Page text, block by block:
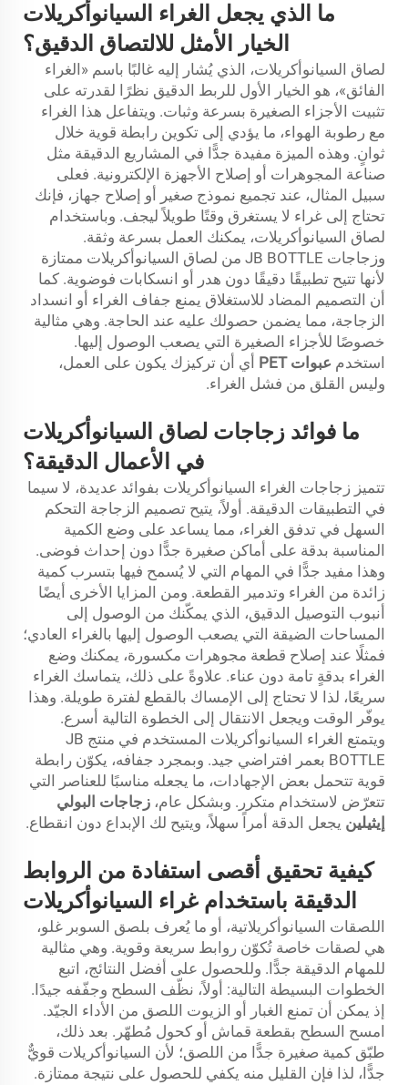
ما الذي يجعل الغراء السيانوأكريلات
الخيار الأمثل للالتصاق الدقيق؟
لصاق السيانوأكريلات، الذي يُشار إليه غالبًا باسم «الغراء
الفائق»، هو الخيار الأول للربط الدقيق نظرًا لقدرته على
تثبيت الأجزاء الصغيرة بسرعة وثبات. ويتفاعل هذا الغراء
مع رطوبة الهواء، ما يؤدي إلى تكوين رابطة قوية خلال
ثوانٍ. وهذه الميزة مفيدة جدًّا في المشاريع الدقيقة مثل
صناعة المجوهرات أو إصلاح الأجهزة الإلكترونية. فعلى
سبيل المثال، عند تجميع نموذج صغير أو إصلاح جهاز، فإنك
تحتاج إلى غراء لا يستغرق وقتًا طويلاً ليجف. وباستخدام
لصاق السيانوأكريلات، يمكنك العمل بسرعة وثقة.
وزجاجات JB BOTTLE من لصاق السيانوأكريلات ممتازة
لأنها تتيح تطبيقًا دقيقًا دون هدر أو انسكابات فوضوية. كما
أن التصميم المضاد للاستغلاق يمنع جفاف الغراء أو انسداد
الزجاجة، مما يضمن حصولك عليه عند الحاجة. وهي مثالية
خصوصًا للأجزاء الصغيرة التي يصعب الوصول إليها.
استخدم عبوات PET
أي أن تركيزك يكون على العمل،
وليس القلق من فشل الغراء.
ما فوائد زجاجات لصاق السيانوأكريلات
في الأعمال الدقيقة؟
تتميز زجاجات الغراء السيانوأكريلات بفوائد عديدة، لا سيما
في التطبيقات الدقيقة. أولاً، يتيح تصميم الزجاجة التحكم
السهل في تدفق الغراء، مما يساعد على وضع الكمية
المناسبة بدقة على أماكن صغيرة جدًّا دون إحداث فوضى.
وهذا مفيد جدًّا في المهام التي لا يُسمح فيها بتسرب كمية
زائدة من الغراء وتدمير القطعة. ومن المزايا الأخرى أيضًا
أنبوب التوصيل الدقيق، الذي يمكّنك من الوصول إلى
المساحات الضيقة التي يصعب الوصول إليها بالغراء العادي؛
فمثلًا عند إصلاح قطعة مجوهرات مكسورة، يمكنك وضع
الغراء بدقةٍ تامة دون عناء. علاوةً على ذلك، يتماسك الغراء
سريعًا، لذا لا تحتاج إلى الإمساك بالقطع لفترة طويلة. وهذا
يوفّر الوقت ويجعل الانتقال إلى الخطوة التالية أسرع.
ويتمتع الغراء السيانوأكريلات المستخدم في منتج JB
BOTTLE بعمر افتراضي جيد. وبمجرد جفافه، يكوّن رابطة
قوية تتحمل بعض الإجهادات، ما يجعله مناسبًا للعناصر التي
تتعرّض لاستخدام متكرر. وبشكل عام، زجاجات البولي
إيثيلين يجعل الدقة أمراً سهلاً، ويتيح لك الإبداع دون انقطاع.
كيفية تحقيق أقصى استفادة من الروابط
الدقيقة باستخدام غراء السيانوأكريلات
اللصقات السيانوأكريلاتية، أو ما يُعرف بلصق السوبر غلو،
هي لصقات خاصة تُكوّن روابط سريعة وقوية. وهي مثالية
للمهام الدقيقة جدًّا. وللحصول على أفضل النتائج، اتبع
الخطوات البسيطة التالية: أولاً، نظّف السطح وجفّفه جيدًا.
إذ يمكن أن تمنع الغبار أو الزيوت اللصق من الأداء الجيّد.
امسح السطح بقطعة قماش أو كحول مُطهّر. بعد ذلك،
طبّق كمية صغيرة جدًّا من اللصق؛ لأن السيانوأكريلات قويٌّ
جدًّا، لذا فإن القليل منه يكفي للحصول على نتيجة ممتازة.